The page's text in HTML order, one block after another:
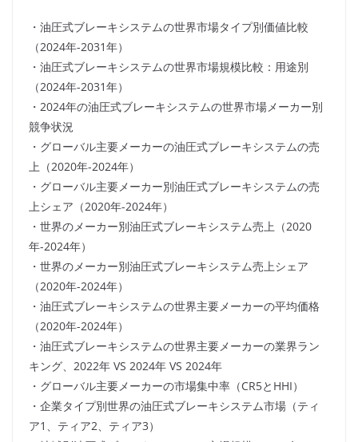
・油圧式ブレーキシステムの世界市場タイプ別価値比較
（2024年-2031年）
・油圧式ブレーキシステムの世界市場規模比較：用途別
（2024年-2031年）
・2024年の油圧式ブレーキシステムの世界市場メーカー別
競争状況
・グローバル主要メーカーの油圧式ブレーキシステムの売
上（2020年-2024年）
・グローバル主要メーカー別油圧式ブレーキシステムの売
上シェア（2020年-2024年）
・世界のメーカー別油圧式ブレーキシステム売上（2020
年-2024年）
・世界のメーカー別油圧式ブレーキシステム売上シェア
（2020年-2024年）
・油圧式ブレーキシステムの世界主要メーカーの平均価格
（2020年-2024年）
・油圧式ブレーキシステムの世界主要メーカーの業界ラン
キング、2022年 VS 2024年 VS 2024年
・グローバル主要メーカーの市場集中率（CR5とHHI）
・企業タイプ別世界の油圧式ブレーキシステム市場（ティ
ア1、ティア2、ティア3）